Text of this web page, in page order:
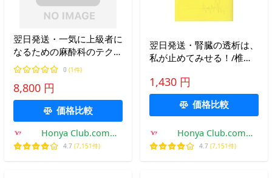
翌日発送・一気に上級者に
なるための麻酔科のテクニ
ック 第３版/四維東州
0 (1件)
8,800 円
価格比較
Honya Club.com
Yahoo!店
4.7 (7,151件)
翌日発送・腎臓の透析は、
私が止めてみせる！/椎貝
1,430 円
価格比較
Honya Club.com
Yahoo!店
4.7 (7,151件)